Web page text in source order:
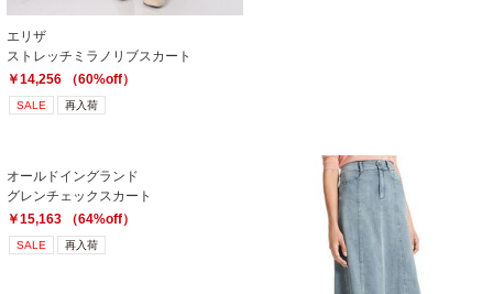
エリザ
ストレッチミラノリブスカート
￥14,256 （60%off）
SALE 再入荷
オールドイングランド
グレンチェックスカート
￥15,163 （64%off）
SALE 再入荷